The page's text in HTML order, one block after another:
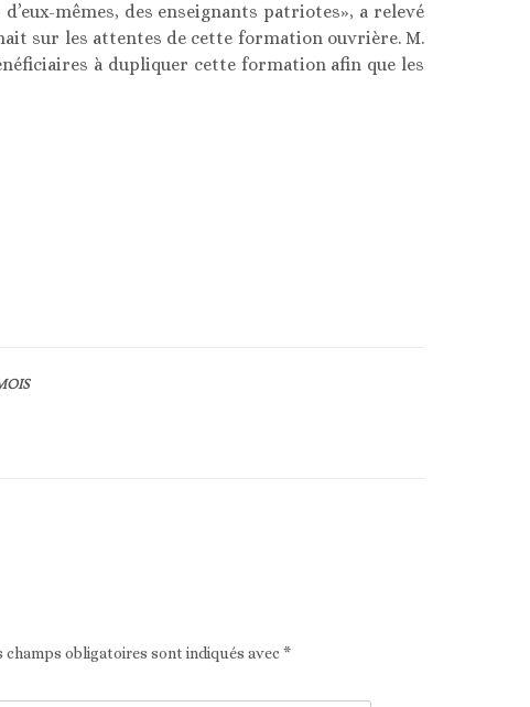
mêmes, des enseignants patriotes», a relevé
sur les attentes de cette formation ouvrière. M.
à dupliquer cette formation afin que les
champs obligatoires sont indiqués avec*